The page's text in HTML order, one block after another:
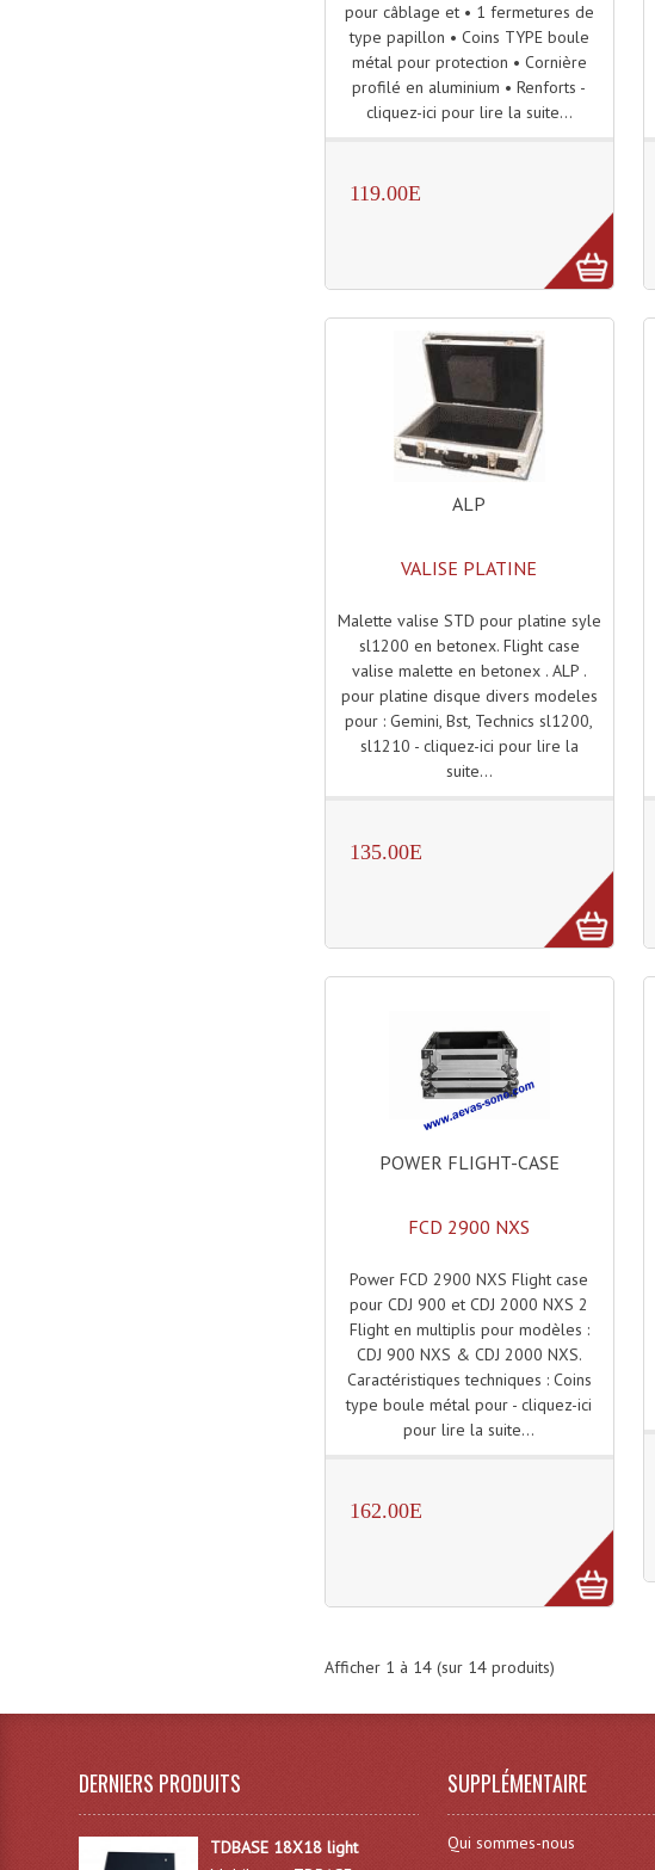
pour câblage et • 1 fermetures de
type papillon • Coins TYPE boule
métal pour protection • Cornière
profilé en aluminium • Renforts -
cliquez-ici pour lire la suite...
119.00E
ALP
VALISE PLATINE
Malette valise STD pour platine syle
sl1200 en betonex. Flight case
valise malette en betonex . ALP .
pour platine disque divers modeles
pour : Gemini, Bst, Technics sl1200,
sl1210 - cliquez-ici pour lire la
suite...
135.00E
POWER FLIGHT-CASE
FCD 2900 NXS
Power FCD 2900 NXS Flight case
pour CDJ 900 et CDJ 2000 NXS 2
Flight en multiplis pour modèles :
CDJ 900 NXS & CDJ 2000 NXS.
Caractéristiques techniques : Coins
type boule métal pour - cliquez-ici
pour lire la suite...
162.00E
Afficher 1 à 14(sur 14produits)
DERNIERS PRODUITS
TDBASE 18X18 light
SUPPLÉMENTAIRE
Qui sommes-nous